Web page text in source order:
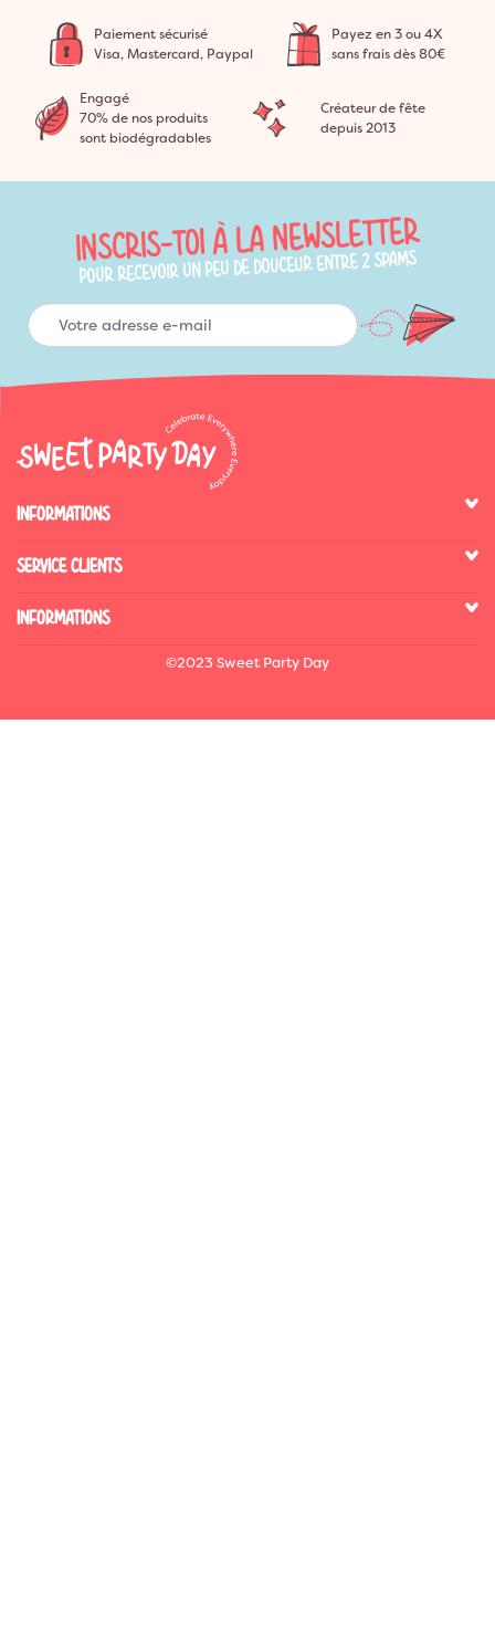
Paiement sécurisé
Visa, Mastercard, Paypal
Payez en 3 ou 4X
sans frais dès 80€
Engagé
70% de nos produits
sont biodégradables
Créateur de fête
depuis 2013
INSCRIS-TOI À LA NEWSLETTER
POUR RECEVOIR UN PEU DE DOUCEUR ENTRE 2 SPAMS
INFORMATIONS
SERVICE CLIENTS
INFORMATIONS
©2023 Sweet Party Day